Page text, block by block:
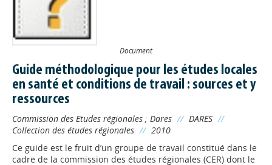
Document
Guide méthodologique pour les études locales
en santé et conditions de travail : sources et y
ressources
Commission des Etudes régionales ; Dares // DARES //
Collection des études régionales // 2010
Ce guide est le fruit d’un groupe de travail constitué dans le
cadre de la commission des études régionales (CER) dont le